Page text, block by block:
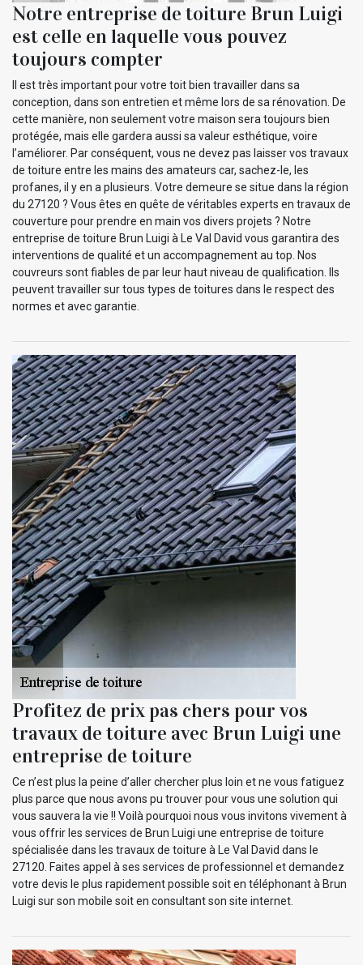
Notre entreprise de toiture Brun Luigi
est celle en laquelle vous pouvez
toujours compter
Il est très important pour votre toit bien travailler dans sa
conception, dans son entretien et même lors de sa rénovation. De
cette manière, non seulement votre maison sera toujours bien
protégée, mais elle gardera aussi sa valeur esthétique, voire
l’améliorer. Par conséquent, vous ne devez pas laisser vos travaux
de toiture entre les mains des amateurs car, sachez-le, les
profanes, il y en a plusieurs. Votre demeure se situe dans la région
du 27120 ? Vous êtes en quête de véritables experts en travaux de
couverture pour prendre en main vos divers projets ? Notre
entreprise de toiture Brun Luigi à Le Val David vous garantira des
interventions de qualité et un accompagnement au top. Nos
couvreurs sont fiables de par leur haut niveau de qualification. Ils
peuvent travailler sur tous types de toitures dans le respect des
normes et avec garantie.
Profitez de prix pas chers pour vos
travaux de toiture avec Brun Luigi une
entreprise de toiture
Ce n’est plus la peine d’aller chercher plus loin et ne vous fatiguez
plus parce que nous avons pu trouver pour vous une solution qui
vous sauvera la vie !! Voilà pourquoi nous vous invitons vivement à
vous offrir les services de Brun Luigi une entreprise de toiture
spécialisée dans les travaux de toiture à Le Val David dans le
27120. Faites appel à ses services de professionnel et demandez
votre devis le plus rapidement possible soit en téléphonant à Brun
Luigi sur son mobile soit en consultant son site internet.